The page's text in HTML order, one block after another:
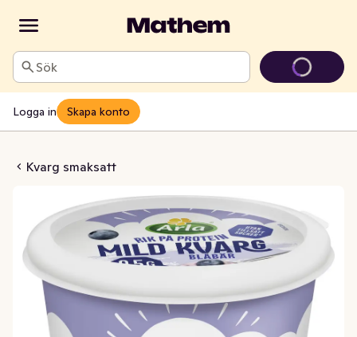
Sök
Logga in Skapa konto
Kvarg smaksatt
Utan Tillsatt Socker 0,2%